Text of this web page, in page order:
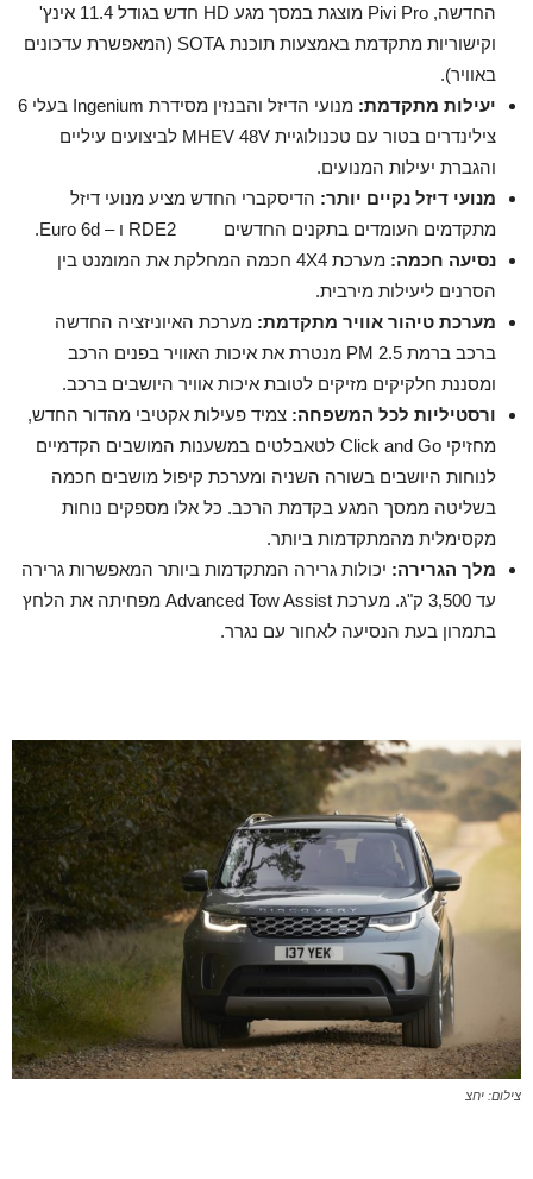
החדשה, Pivi Pro מוצגת במסך מגע HD חדש בגודל 11.4 אינץ'
וקישוריות מתקדמת באמצעות תוכנת SOTA (המאפשרת עדכונים
באוויר).
יעילות מתקדמת:
מנועי הדיזל והבנזין מסידרת Ingenium בעלי 6
צילינדרים בטור עם טכנולוגיית MHEV 48V לביצועים עיליים
והגברת יעילות המנועים.
מנועי דיזל נקיים יותר: הדיסקברי החדש מציע מנועי דיזל
מתקדמים העומדים בתקנים החדשים RDE2 ו – Euro 6d.
נסיעה חכמה:
מערכת 4X4 חכמה המחלקת את המומנט בין
הסרנים ליעילות מירבית.
מערכת טיהור אוויר מתקדמת: מערכת האיוניזציה החדשה
ברכב ברמת PM 2.5 מנטרת את איכות האוויר בפנים הרכב
ומסננת חלקיקים מזיקים לטובת איכות אוויר היושבים ברכב.
ורסטיליות לכל המשפחה: צמיד פעילות אקטיבי מהדור החדש,
מחזיקי Click and Go לטאבלטים במשענות המושבים הקדמיים
לנוחות היושבים בשורה השניה ומערכת קיפול מושבים חכמה
בשליטה ממסך המגע בקדמת הרכב. כל אלו מספקים נוחות
מקסימלית מהמתקדמות ביותר.
מלך הגרירה: יכולות גרירה המתקדמות ביותר המאפשרות גרירה
עד 3,500 ק"ג. מערכת Advanced Tow Assist מפחיתה את הלחץ
בתמרון בעת הנסיעה לאחור עם נגרר.
צילום: יחצ